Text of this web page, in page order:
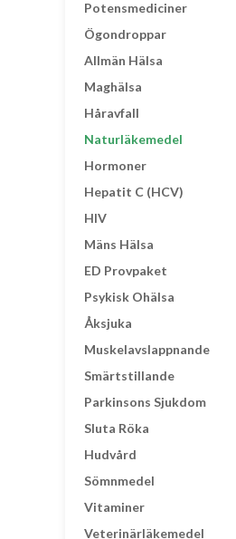
Potensmediciner
Ögondroppar
Allmän Hälsa
Maghälsa
Håravfall
Naturläkemedel
Hormoner
Hepatit C (HCV)
HIV
Mäns Hälsa
ED Provpaket
Psykisk Ohälsa
Åksjuka
Muskelavslappnande
Smärtstillande
Parkinsons Sjukdom
Sluta Röka
Hudvård
Sömnmedel
Vitaminer
Veterinärläkemedel